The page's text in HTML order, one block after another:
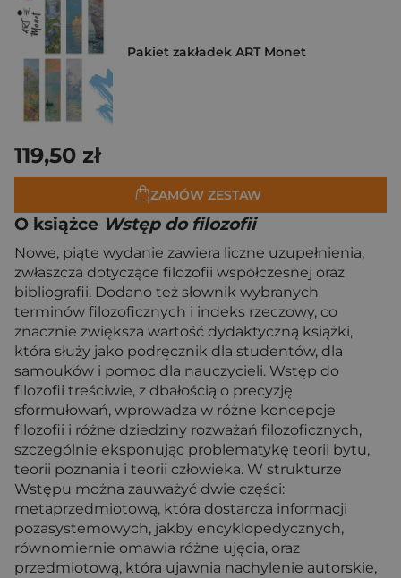
Pakiet zakładek ART Monet
119,50 zł
ZAMÓW ZESTAW
O książce Wstęp do filozofii
Nowe, piąte wydanie zawiera liczne uzupełnienia,
zwłaszcza dotyczące filozofii współczesnej oraz
bibliografii. Dodano też słownik wybranych
terminów filozoficznych i indeks rzeczowy, co
znacznie zwiększa wartość dydaktyczną książki,
która służy jako podręcznik dla studentów, dla
samouków i pomoc dla nauczycieli. Wstęp do
filozofii treściwie, z dbałością o precyzję
sformułowań, wprowadza w różne koncepcje
filozofii i różne dziedziny rozważań filozoficznych,
szczególnie eksponując problematykę teorii bytu,
teorii poznania i teorii człowieka. W strukturze
Wstępu można zauważyć dwie części:
metaprzedmiotową, która dostarcza informacji
pozasystemowych, jakby encyklopedycznych,
równomiernie omawia różne ujęcia, oraz
przedmiotową, która ujawnia nachylenie autorskie,